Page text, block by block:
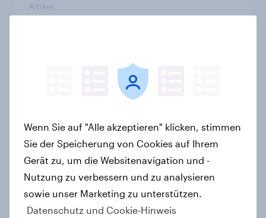
Artikel
WhatsApp überholt Samsung in
YouGovs Best Brand Rankings 2026
+++ adidas beste deutsche Marke
Aldi ist erneut Preis-Leistungs-
Sieger
Artikel
Wenn Sie auf "Alle akzeptieren" klicken, stimmen
Sie der Speicherung von Cookies auf Ihrem
Gerät zu, um die Websitenavigation und -
Nutzung zu verbessern und zu analysieren
sowie unser Marketing zu unterstützen.
Datenschutz und Cookie-Hinweis